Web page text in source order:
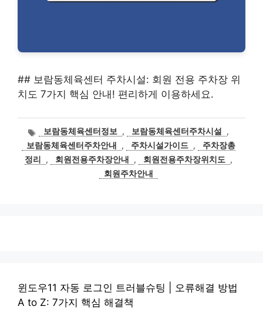
## 보람동체육센터 주차시설: 회원 전용 주차장 위
치도 7가지 핵심 안내! 편리하게 이용하세요.
태
그
보람동체육센터정보 , 보람동체육센터주차시설
,
보람동체육센터주차안내
, 주차시설가이드 ,
주차장총
정리
, 회원전용주차장안내 , 회원전용주차장위치도
,
회원주차안내
윈도우11 자동 로그인 트러블슈팅 | 오류해결 방법
A to Z: 7가지 핵심 해결책